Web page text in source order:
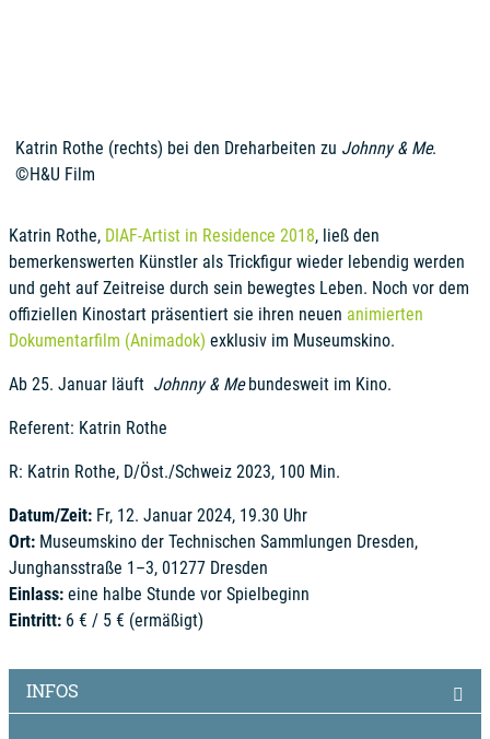
Katrin Rothe (rechts) bei den Dreharbeiten zu Johnny & Me.
©H&U Film
Katrin Rothe, DIAF-Artist in Residence 2018, ließ den
bemerkenswerten Künstler als Trickfigur wieder lebendig werden
und geht auf Zeitreise durch sein bewegtes Leben. Noch vor dem
offiziellen Kinostart präsentiert sie ihren neuen animierten
Dokumentarfilm (Animadok) exklusiv im Museumskino.
Ab 25. Januar läuft Johnny & Mebundesweit im Kino.
Referent: Katrin Rothe
R: Katrin Rothe, D/Öst./Schweiz 2023, 100 Min.
Datum/Zeit: Fr, 12. Januar 2024, 19.30 Uhr
Ort: Museumskino der Technischen Sammlungen Dresden,
Junghansstraße 1–3, 01277 Dresden
Einlass: eine halbe Stunde vor Spielbeginn
Eintritt: 6 € / 5 € (ermäßigt)
INFOS